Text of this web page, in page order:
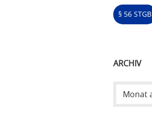
§ 56 STGB
ARCHIV